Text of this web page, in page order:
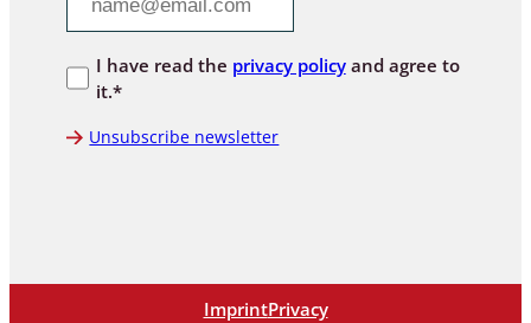
I have read the privacy policyand agree to
it.*
Unsubscribe newsletter
ImprintPrivacy